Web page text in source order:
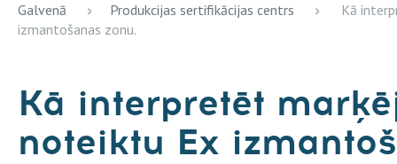
Galvenā Produkcijas sertifikācijas centrs
Kā
izmantošanas zonu.
Kā interpretēt
noteiktu Ex